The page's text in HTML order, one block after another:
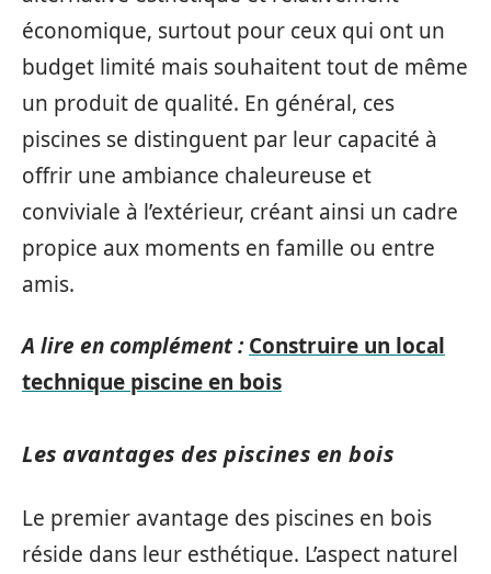
économique, surtout pour ceux qui ont un
budget limité mais souhaitent tout de même
un produit de qualité. En général, ces
piscines se distinguent par leur capacité à
offrir une ambiance chaleureuse et
conviviale à l’extérieur, créant ainsi un cadre
propice aux moments en famille ou entre
amis.
A lire en complément : Construire un local
technique piscine en bois
Les avantages des piscines en bois
Le premier avantage des piscines en bois
réside dans leur esthétique. L’aspect naturel